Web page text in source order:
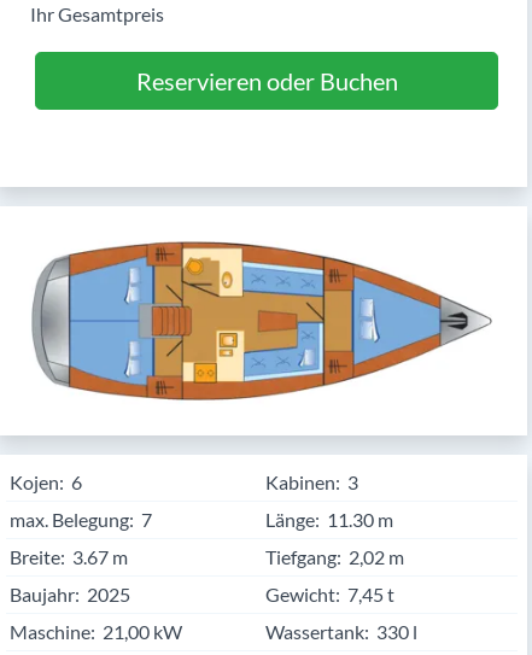
Ihr Gesamtpreis
Reservieren oder Buchen
Kojen: 6 Kabinen: 3
max. Belegung: 7 Länge: 11.30
Breite: 3.67 Tiefgang: 2,02 m
Baujahr: 2025 Gewicht: 7,45 t
Maschine: 21,00 kW Wassertank: 330 l